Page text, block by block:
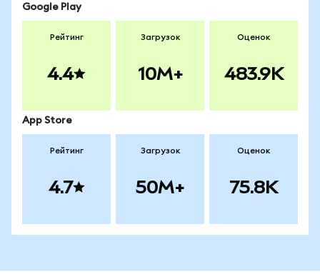
Google Play
Рейтинг
4.4
Загрузок
10M+
Оценок
483.9K
App Store
Рейтинг
4.7
Загрузок
50M+
Оценок
75.8K